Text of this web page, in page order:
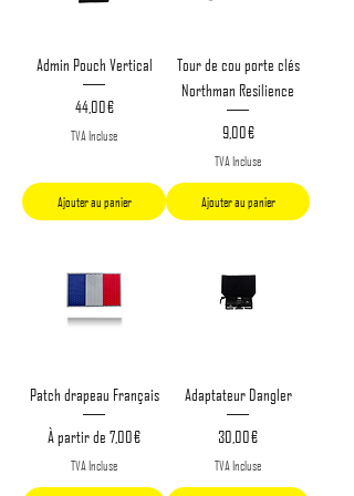
Admin Pouch Vertical
Prix
44,00 €
TVA Incluse
Ajouter au panier
Tour de cou porte clés
Northman Resilience
Prix
9,00 €
TVA Incluse
Ajouter au panier
Patch drapeau Français
À partir de 7,00 €
Prix promotionnel
TVA Incluse
Adaptateur Dangler
Prix
30,00 €
TVA Incluse